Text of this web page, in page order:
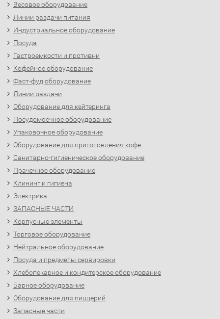
Весовое оборудование
Линии раздачи питания
Индустриальное оборудование
Посуда
Гастроемкости и противни
Кофейное оборудование
Фаст-фуд оборудование
Линии раздачи
Оборудование для кейтеринга
Посудомоечное оборудование
Упаковочное оборудование
Оборудование для приготовления кофе
Санитарно-гигиеническое оборудование
Прачечное оборудование
Клининг и гигиена
Электрика
ЗАПАСНЫЕ ЧАСТИ
Корпусные элементы
Торговое оборудование
Нейтральное оборудование
Посуда и предметы сервировки
Хлебопекарное и кондитерское оборудование
Барное оборудование
Оборудование для пиццерий
Запасные части